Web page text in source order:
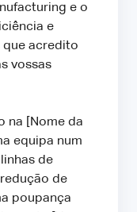
e o
e
que acredito
vossas
na [Nome da
equipa num
de
de
poupança